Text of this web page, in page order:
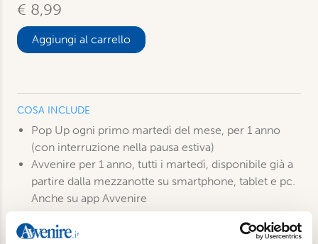
€ 8,99
Aggiungi al carrello
COSA INCLUDE
Pop Up ogni primo martedì del mese, per 1 anno
(con interruzione nella pausa estiva)
Avvenire per 1 anno, tutti i martedì, disponibile già a
partire dalla mezzanotte su smartphone, tablet e pc.
Anche su app Avvenire
Accesso a tutti i podcast e alle newsletter settimanali
tematiche di Avvenire